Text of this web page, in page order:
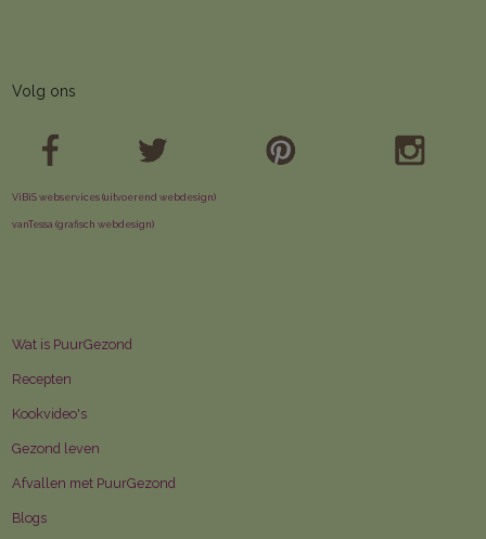
PuurGezonde asperges!
Wat is PuurGezond
Recepten
Kookvideo's
Gezond leven
Afvallen met PuurGezond
Blogs
Volg ons
ViBiS webservices (uitvoerend webdesign)
vanTessa (grafisch webdesign)